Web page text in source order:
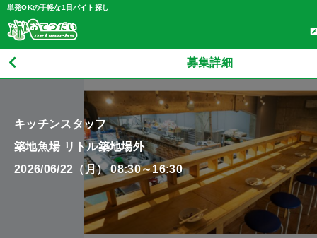
単発OKの手軽な1日バイト探し
募集詳細
キッチンスタッフ
築地魚場 リトル築地場外
2026/06/22（月） 08:30～16:30